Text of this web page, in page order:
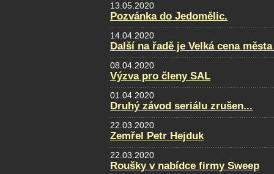
13.05.2020
Pozvánka do Jedomělic.
14.04.2020
Další na řadě je Velká cena
08.04.2020
Výzva pro členy SAL
01.04.2020
Druhý závod seriálu zrušen...
22.03.2020
Zemřel Petr Hejduk
22.03.2020
Roušky v nabídce firmy Sweep